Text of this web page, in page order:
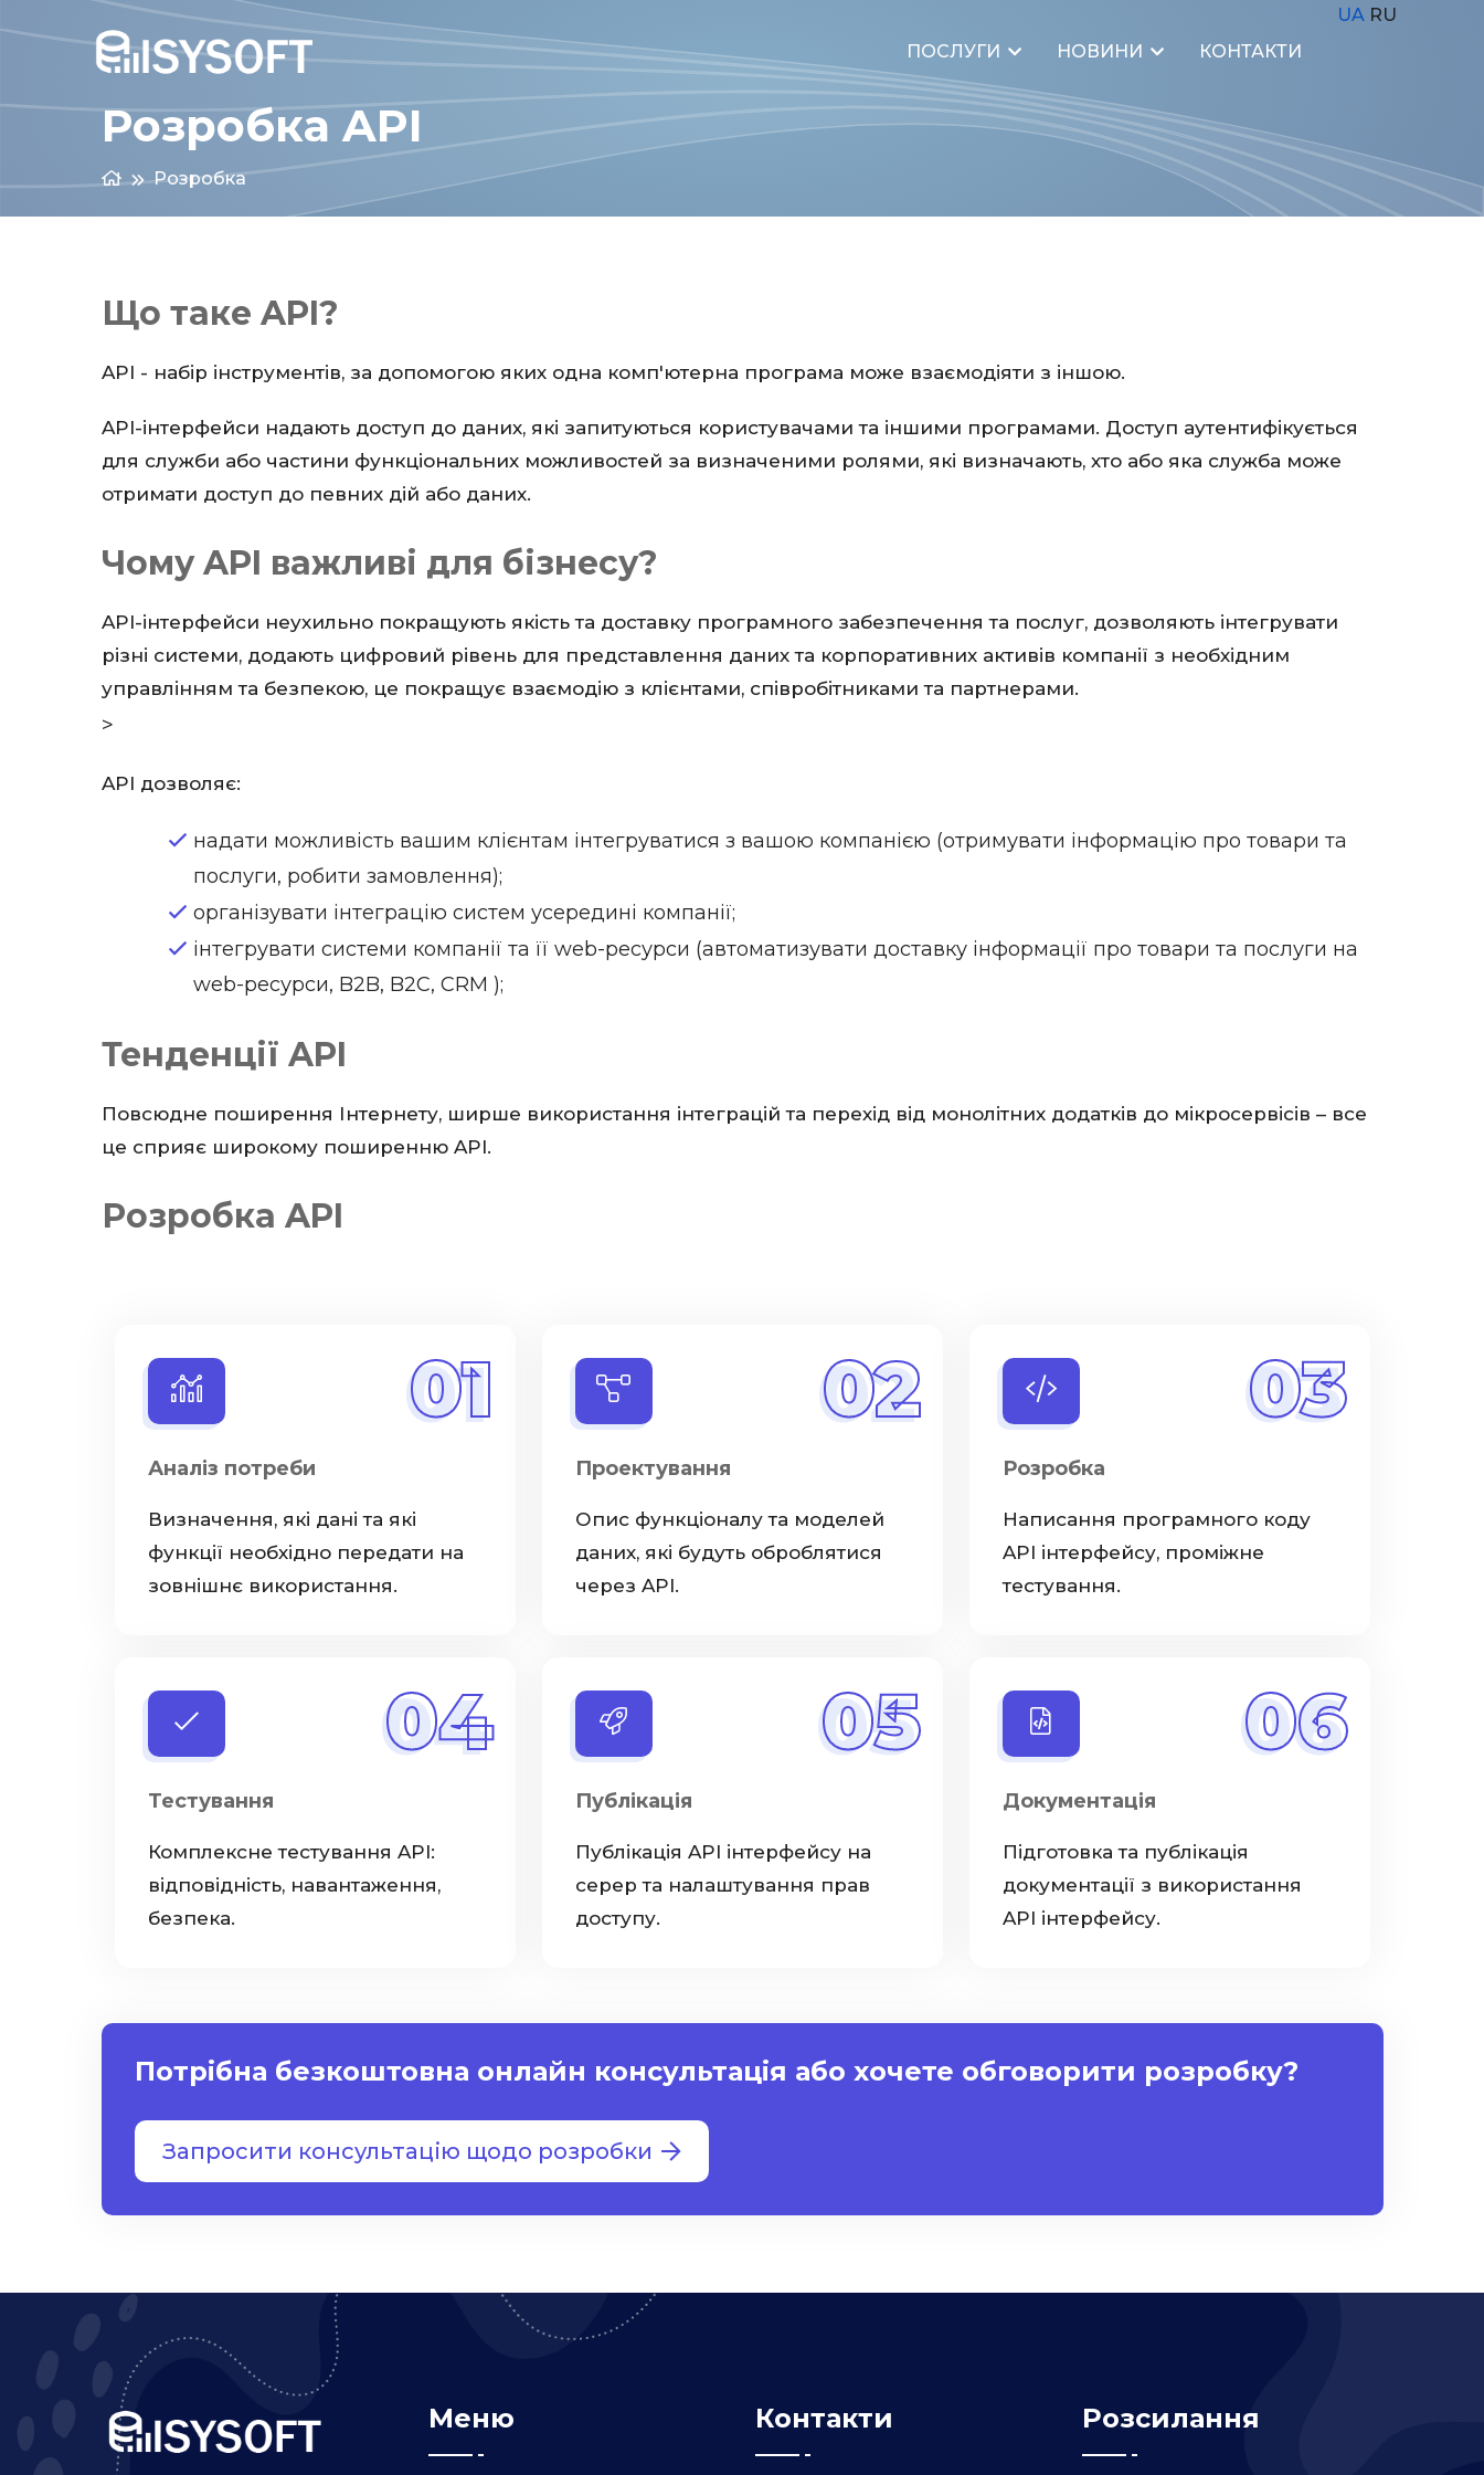
ПОСЛУГИ НОВИНИ КОНТАКТИ
UA RU
Розробка API
Розробка
Що таке API?
API - набір інструментів, за допомогою яких одна комп'ютерна програма може взаємодіяти з іншою.
API-інтерфейси надають доступ до даних, які запитуються користувачами та іншими програмами. Доступ аутентифікується
для служби або частини функціональних можливостей за визначеними ролями, які визначають, хто або яка служба може
отримати доступ до певних дій або даних.
Чому API важливі для бізнесу?
API-інтерфейси неухильно покращують якість та доставку програмного забезпечення та послуг, дозволяють інтегрувати
різні системи, додають цифровий рівень для представлення даних та корпоративних активів компанії з необхідним
управлінням та безпекою, це покращує взаємодію з клієнтами, співробітниками та партнерами.
>
API дозволяє:
надати можливість вашим клієнтам інтегруватися з вашою компанією (отримувати інформацію про товари та
послуги, робити замовлення);
організувати інтеграцію систем усередині компанії;
інтегрувати системи компанії та її web-ресурси (автоматизувати доставку інформації про товари та послуги на
web-ресурси, B2B, B2C, CRM );
Тенденції API
Повсюдне поширення Інтернету, ширше використання інтеграцій та перехід від монолітних додатків до мікросервісів – все
це сприяє широкому поширенню API.
Розробка API
01
Аналіз потреби
Визначення, які дані та які
функції необхідно передати на
зовнішнє використання.
02
Проектування
Опис функціоналу та моделей
даних, які будуть оброблятися
через API.
03
Розробка
Написання програмного коду
API інтерфейсу, проміжне
тестування.
04
Тестування
Комплексне тестування API:
відповідність, навантаження,
безпека.
05
Публікація
Публікація API інтерфейсу на
серер та налаштування прав
доступу.
06
Документація
Підготовка та публікація
документації з використання
API інтерфейсу.
Потрібна безкоштовна онлайн консультація або хочете обговорити розробку?
Запросити консультацію щодо розробки
Меню Контакти Розсилання